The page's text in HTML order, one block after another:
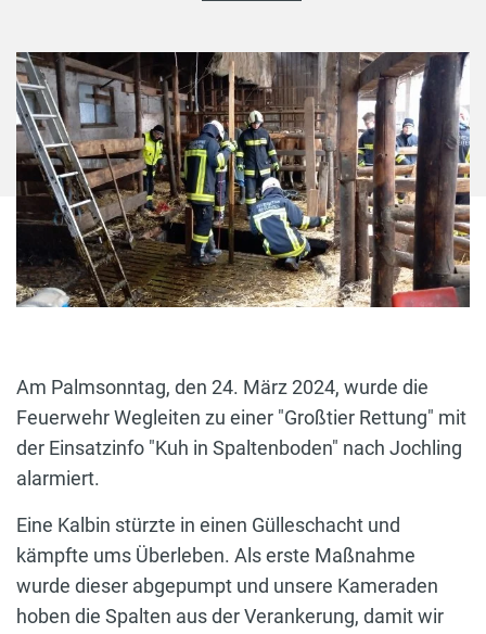
Am Palmsonntag, den 24. März 2024, wurde die
Feuerwehr Wegleiten zu einer "Großtier Rettung" mit
der Einsatzinfo "Kuh in Spaltenboden" nach Jochling
alarmiert.
Eine Kalbin stürzte in einen Gülleschacht und
kämpfte ums Überleben. Als erste Maßnahme
wurde dieser abgepumpt und unsere Kameraden
hoben die Spalten aus der Verankerung, damit wir